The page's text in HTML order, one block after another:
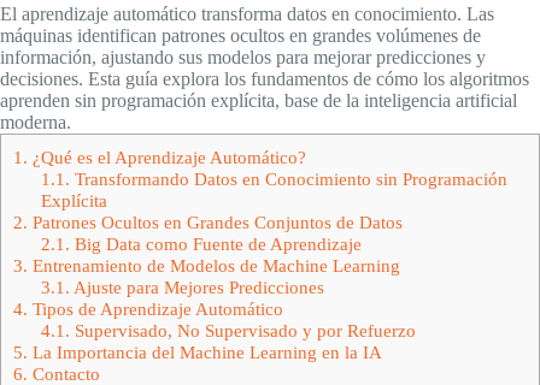
El aprendizaje automático transforma datos en conocimiento. Las
máquinas identifican patrones ocultos en grandes volúmenes de
información, ajustando sus modelos para mejorar predicciones y
decisiones. Esta guía explora los fundamentos de cómo los algoritmos
aprenden sin programación explícita, base de la inteligencia artificial
moderna.
1. ¿Qué es el Aprendizaje Automático?
1.1. Transformando Datos en Conocimiento sin Programación
Explícita
2. Patrones Ocultos en Grandes Conjuntos de Datos
2.1. Big Data como Fuente de Aprendizaje
3. Entrenamiento de Modelos de Machine Learning
3.1. Ajuste para Mejores Predicciones
4. Tipos de Aprendizaje Automático
4.1. Supervisado, No Supervisado y por Refuerzo
5. La Importancia del Machine Learning en la IA
6. Contacto